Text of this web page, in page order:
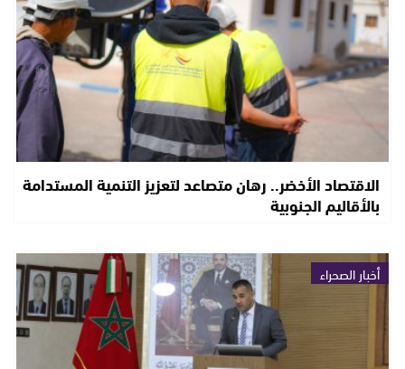
الاقتصاد الأخضر.. رهان متصاعد لتعزيز التنمية المستدامة
بالأقاليم الجنوبية
أخبار الصحراء